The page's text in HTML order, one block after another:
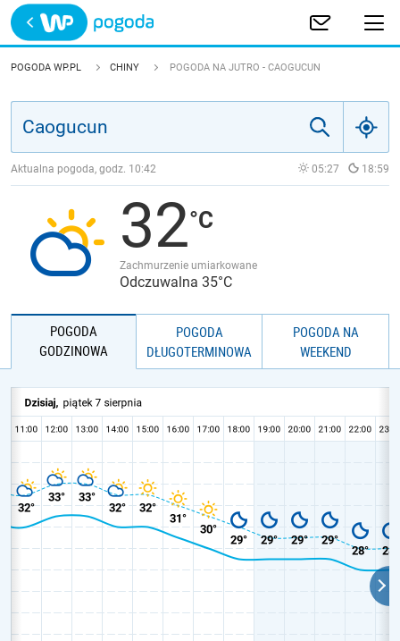
Trwa ładowanie
POLSKA
JAKOŚĆ POWIETRZA
POGODA WP.PL CHINY POGODA NA JUTRO - CAOGUCUN
Aktualna pogoda, godz. 10:42 05:27 18:59
32
Zachmurzenie umiarkowane
Odczuwalna 35°C
POGODA
GODZINOWA
POGODA
DŁUGOTERMINOWA
POGODA NA
WEEKEND